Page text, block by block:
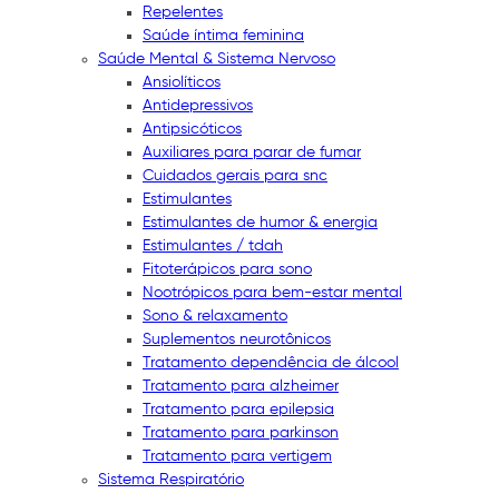
Repelentes
Saúde íntima feminina
Saúde Mental & Sistema Nervoso
Ansiolíticos
Antidepressivos
Antipsicóticos
Auxiliares para parar de fumar
Cuidados gerais para snc
Estimulantes
Estimulantes de humor & energia
Estimulantes / tdah
Fitoterápicos para sono
Nootrópicos para bem-estar mental
Sono & relaxamento
Suplementos neurotônicos
Tratamento dependência de álcool
Tratamento para alzheimer
Tratamento para epilepsia
Tratamento para parkinson
Tratamento para vertigem
Sistema Respiratório